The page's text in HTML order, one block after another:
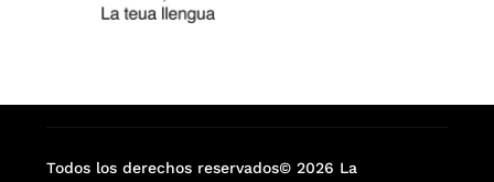
Todos los derechos reservados© 2026 La